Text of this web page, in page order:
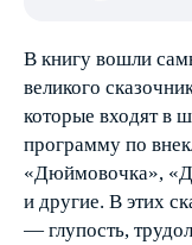
В книгу вошли
великого
которые входят в
программу по
«Дюймовочка»,
и другие. В этих
— глупость,